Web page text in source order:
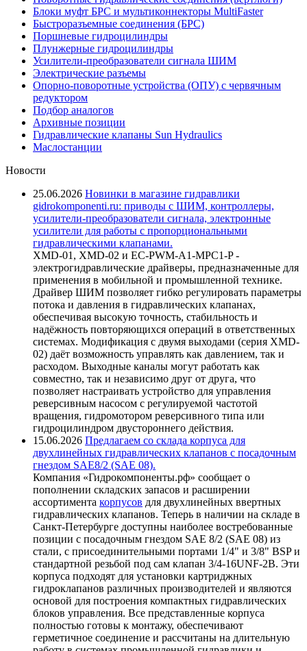
Блоки муфт БРС и мультиконнекторы MultiFaster
Быстроразъемные соединения (БРС)
Поршневые гидроцилиндры
Плунжерные гидроцилиндры
Усилители-преобразователи сигнала ШИМ
Электрические разъемы
Опорно-поворотные устройства (ОПУ) с червячным
редуктором
Подбор аналогов
Архивные позиции
Гидравлические клапаны Sun Hydraulics
Маслостанции
Новости
25.06.2026 Новинки в магазине гидравлики
gidrokomponenti.ru: приводы с ШИМ, контроллеры,
усилители-преобразователи сигнала, электронные
усилители для работы с пропорциональными
гидравлическими клапанами.
XMD-01, XMD-02 и EC-PWM-A1-MPC1-P -
электрогидравлические драйверы, предназначенные для
применения в мобильной и промышленной технике.
Драйвер ШИМ позволяет гибко регулировать параметры
потока и давления в гидравлических клапанах,
обеспечивая высокую точность, стабильность и
надёжность повторяющихся операций в ответственных
системах. Модификация с двумя выходами (серия XMD-
02) даёт возможность управлять как давлением, так и
расходом. Выходные каналы могут работать как
совместно, так и независимо друг от друга, что
позволяет настраивать устройство для управления
реверсивным насосом с регулируемой частотой
вращения, гидромотором реверсивного типа или
гидроцилиндром двустороннего действия.
15.06.2026 Предлагаем со склада корпуса для
двухлинейных гидравлических клапанов с посадочным
гнездом SAE8/2 (SAE 08).
Компания «Гидрокомпоненты.рф» сообщает о
пополнении складских запасов и расширении
ассортимента корпусов для двухлинейных ввертных
гидравлических клапанов. Теперь в наличии на складе в
Санкт-Петербурге доступны наиболее востребованные
позиции с посадочным гнездом SAE 8/2 (SAE 08) из
стали, с присоединительными портами 1/4" и 3/8" BSP и
стандартной резьбой под сам клапан 3/4-16UNF-2B. Эти
корпуса подходят для установки картриджных
гидроклапанов различных производителей и являются
основой для построения компактных гидравлических
блоков управления. Все представленные корпуса
полностью готовы к монтажу, обеспечивают
герметичное соединение и рассчитаны на длительную